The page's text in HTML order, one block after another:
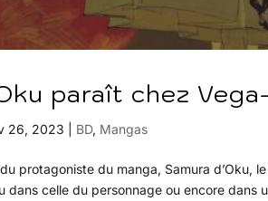
paraît chez
26, 2023 BD, Mangas
protagoniste du manga, Samura d’Oku,
dans celle du personnage ou encore dans